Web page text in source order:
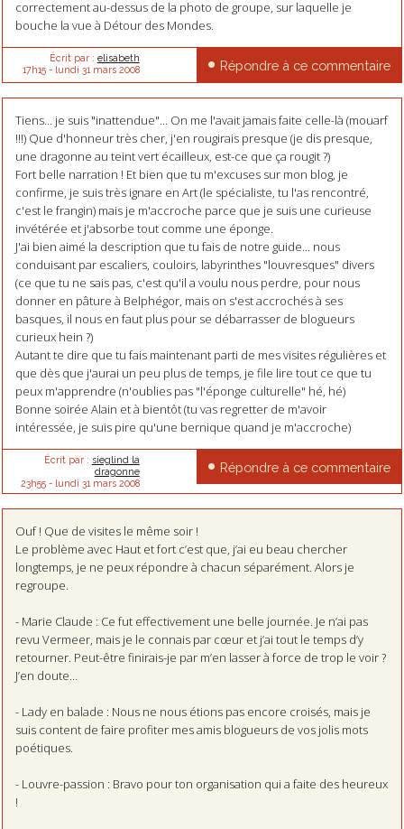
correctement au-dessus de la photo de groupe, sur laquelle je
bouche la vue à Détour des Mondes.
Écrit par : elisabeth
17h15- lundi 31 mars 2008 Répondre à ce commentaire
Tiens... je suis "inattendue"... On me l'avait jamais faite celle-là (mouarf
!!!) Que d'honneur très cher, j'en rougirais presque (je dis presque,
une dragonne au teint vert écailleux, est-ce que ça rougit ?)
Fort belle narration ! Et bien que tu m'excuses sur mon blog, je
confirme, je suis très ignare en Art (le spécialiste, tu l'as rencontré,
c'est le frangin) mais je m'accroche parce que je suis une curieuse
invétérée et j'absorbe tout comme une éponge.
J'ai bien aimé la description que tu fais de notre guide... nous
conduisant par escaliers, couloirs, labyrinthes "louvresques" divers
(ce que tu ne sais pas, c'est qu'il a voulu nous perdre, pour nous
donner en pâture à Belphégor, mais on s'est accrochés à ses
basques, il nous en faut plus pour se débarrasser de blogueurs
curieux hein ?)
Autant te dire que tu fais maintenant parti de mes visites régulières et
que dès que j'aurai un peu plus de temps, je file lire tout ce que tu
peux m'apprendre (n'oublies pas "l'éponge culturelle" hé, hé)
Bonne soirée Alain et à bientôt (tu vas regretter de m'avoir
intéressée, je suis pire qu'une bernique quand je m'accroche)
Écrit par : sieglind la
dragonne
23h55- lundi 31 mars 2008
Répondre à ce commentaire
Ouf ! Que de visites le même soir !
Le problème avec Haut et fort c’est que, j’ai eu beau chercher
longtemps, je ne peux répondre à chacun séparément. Alors je
regroupe.
- Marie Claude : Ce fut effectivement une belle journée. Je n’ai pas
revu Vermeer, mais je le connais par cœur et j’ai tout le temps d’y
retourner. Peut-être finirais-je par m’en lasser à force de trop le voir ?
J’en doute…
- Lady en balade : Nous ne nous étions pas encore croisés, mais je
suis content de faire profiter mes amis blogueurs de vos jolis mots
poétiques.
- Louvre-passion : Bravo pour ton organisation qui a faite des heureux
!